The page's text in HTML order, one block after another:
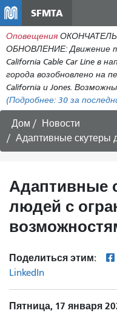
SFMTA
Оповещения
ОБНОВЛЕНИЕ: Движение
California Cable Car Line в
города возобновлено на
California и Jones.
(Подробнее: 30 за
Дом
Новости
Адаптивные скутеры для
Адаптивные
людей с
Поделиться этим:
LinkedIn
Пятница, 17 января